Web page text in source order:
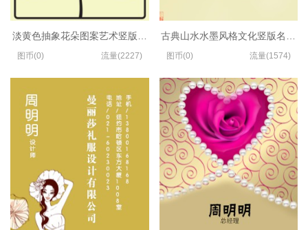
淡黄色抽象花朵图案艺术竖版名片设计
图币(0) 流量(2227)
古典山水水墨风格文化竖版名片模
图币(0) 流量(1574)